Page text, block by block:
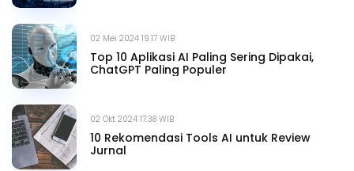
02 Mei 2024 19.17 WIB
Top 10 Aplikasi AI Paling Sering Dipakai,
ChatGPT Paling Populer
02 Okt 2024 17.38 WIB
10 Rekomendasi Tools AI untuk Review
Jurnal